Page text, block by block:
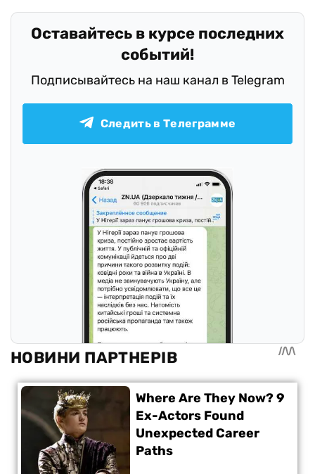
Оставайтесь в курсе последних
событий!
Подписывайтесь на наш канал в Telegram
Следить в Телеграмме